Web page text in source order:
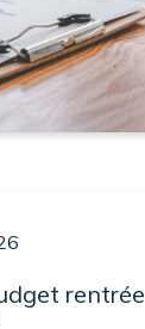
rentrée